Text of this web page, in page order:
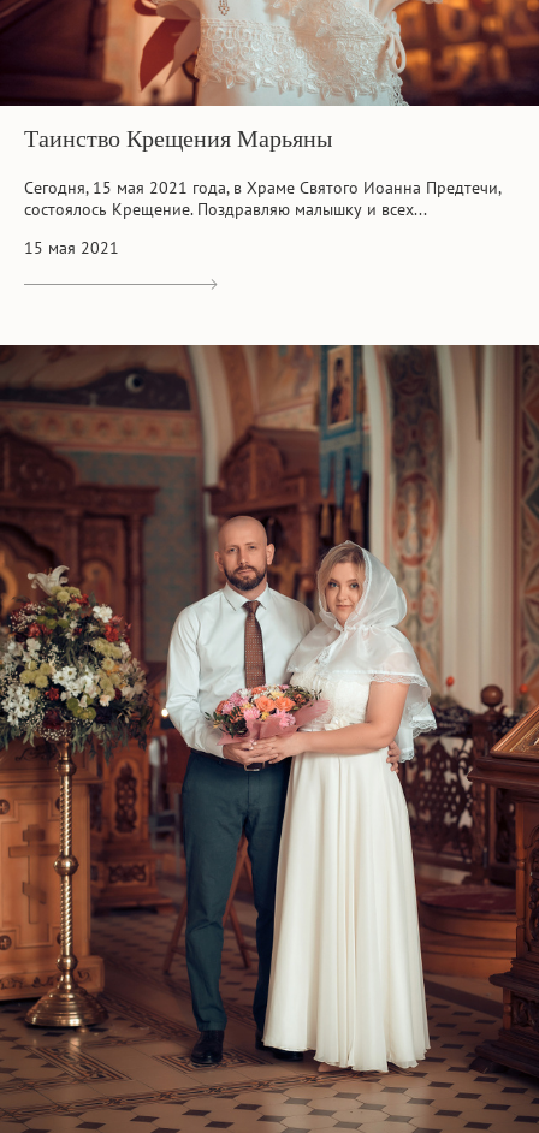
Таинство Крещения Марьяны
Сегодня, 15 мая 2021 года, в Храме Святого Иоанна Предтечи,
состоялось Крещение. Поздравляю малышку и всех...
15 мая 2021